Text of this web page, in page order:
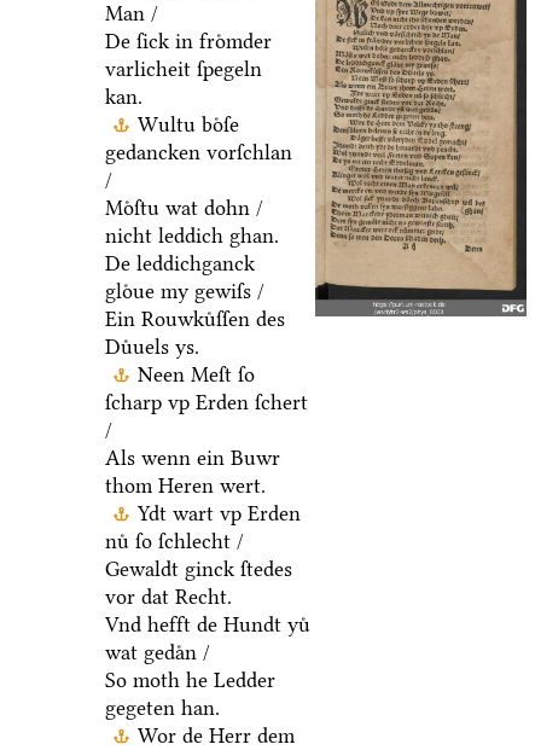
Man /
De ſick in froͤmder
varlicheit ſpegeln
kan.
Wultu boͤſe
gedancken vorſchlan
/
Moͤſtu wat dohn /
nicht leddich ghan.
De leddichganck
gloͤue my gewiſs /
Ein Rouwkuͤſſen des
Duͤuels ys.
Neen Meſt ſo
ſcharp vp Erden ſchert
/
Als wenn ein Buwr
thom Heren wert.
Ydt wart vp Erden
nuͤ ſo ſchlecht /
Gewaldt ginck ſtedes
vor dat Recht.
Vnd hefft de Hundt yuͤ
wat gedaͤn /
So moth he Ledder
gegeten han.
Wor de Herr dem